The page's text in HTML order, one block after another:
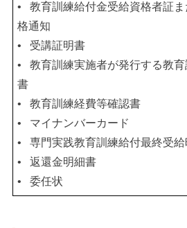
•教育訓練給付金受給資格者証
格通知
• 受講証明書
•教育訓練実施者が発行する教
書
•教育訓練経費等確認書
• マイナンバーカード
•専門実践教育訓練給付最終受
•返還金明細書
•委任状